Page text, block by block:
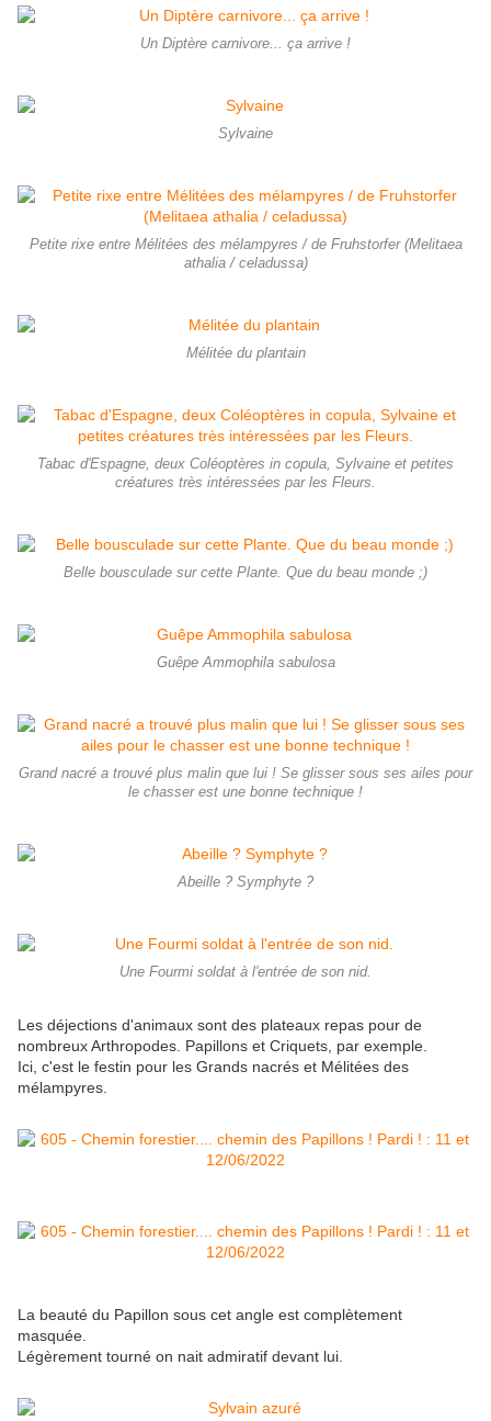
Un Diptère carnivore... ça arrive !
Sylvaine
Petite rixe entre Mélitées des mélampyres / de Fruhstorfer (Melitaea
athalia / celadussa)
Mélitée du plantain
Tabac d'Espagne, deux Coléoptères in copula, Sylvaine et petites
créatures très intéressées par les Fleurs.
Belle bousculade sur cette Plante. Que du beau monde ;)
Guêpe Ammophila sabulosa
Grand nacré a trouvé plus malin que lui ! Se glisser sous ses ailes pour
le chasser est une bonne technique !
Abeille ? Symphyte ?
Une Fourmi soldat à l'entrée de son nid.
Les déjections d'animaux sont des plateaux repas pour de
nombreux Arthropodes. Papillons et Criquets, par exemple.
Ici, c'est le festin pour les Grands nacrés et Mélitées des
mélampyres.
La beauté du Papillon sous cet angle est complètement
masquée.
Légèrement tourné on nait admiratif devant lui.